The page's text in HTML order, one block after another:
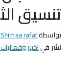
تنسيق
بواسطةShimaa rafat
نشر فياخبار